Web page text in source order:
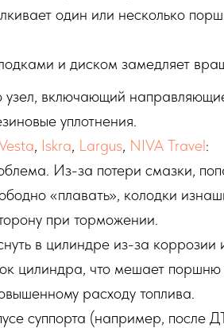
один или несколько
и диском замедляет
включающий
уплотнения.
, Iskra, Largus, NIVA Travel:
Из-за потери смазки,
«плавать», колодки
при торможении.
в цилиндре из-за
цилиндра, что мешает поршню
расходу топлива.
суппорта (например, после